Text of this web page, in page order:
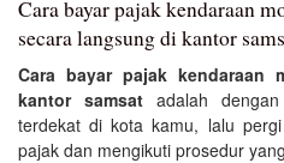
Cara bayar pajak kendaraan
secara langsung di kantor
Cara bayar pajak kendaraan
kantor samsat adalah
terdekat di kota kamu, lalu
pajak dan mengikuti prosedur